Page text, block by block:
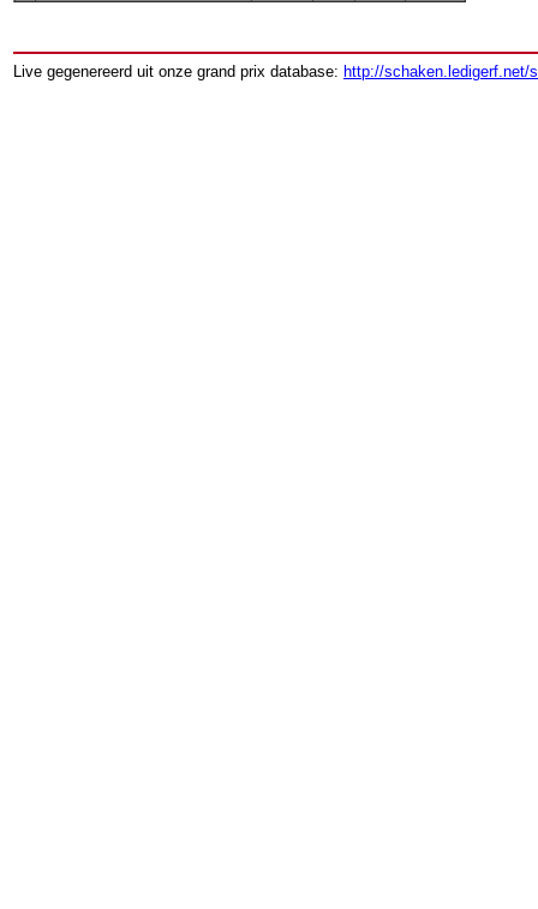
Live gegenereerd uit onze grand prix database: http://schaken.ledigerf.net/